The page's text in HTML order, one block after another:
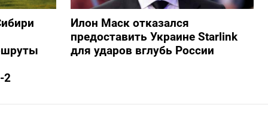
2
Илон Маск отказался
предоставить Украине Starlink
для ударов вглубь России